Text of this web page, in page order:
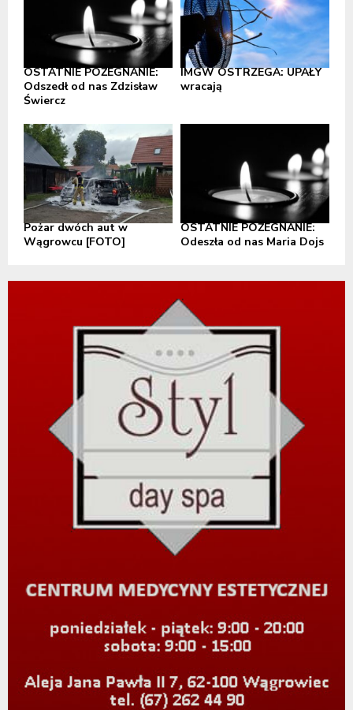
OSTATNIE POŻEGNANIE:
Odszedł od nas Zdzisław
Świercz
IMGW OSTRZEGA: UPAŁY
wracają
Pożar dwóch aut w
Wągrowcu [FOTO]
OSTATNIE POŻEGNANIE:
Odeszła od nas Maria Dojs